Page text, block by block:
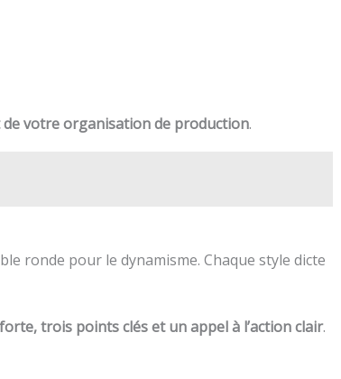
votre organisation de production.
ronde pour le dynamisme. Chaque style dicte
trois points clés et un appel à l’action clair.